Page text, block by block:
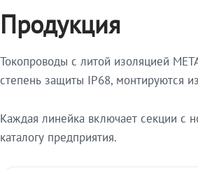
Продукция
Токопроводы с литой изоляцией
степень защиты IP68, монтируются
Каждая линейка включает секции с
каталогу предприятия.